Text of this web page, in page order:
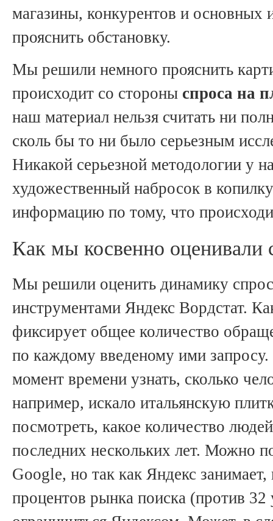
магазины, конкурентов и основных
прояснить обстановку.
Мы решили немного прояснить
происходит со стороны спроса на
наш материал нельзя считать ни
сколь бы то ни было серьезным
Никакой серьезной методологии у
художественный набросок в
информацию по тому, что
Как мы косвенно оценивали
Мы решили оценить динамику
инструментами Яндекс Вордстат.
фиксирует общее количество
по каждому введеному ими
момент времени узнать, сколько
например, искало итальянскую
посмотреть, какое количество
последних нескольких лет. Можно
Google, но так как Яндекс
процентов рынка поиска (против